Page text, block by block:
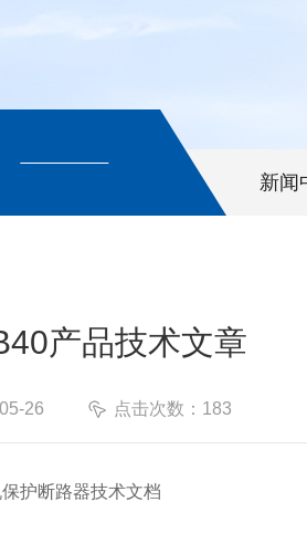
新闻
产品技术文章
26 点击次数：183
护断路器技术文档